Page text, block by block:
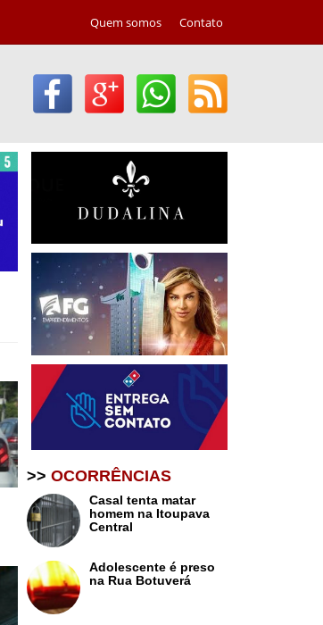
Quem somos Contato
>> OCORRÊNCIAS
Casal tenta matar
homem na Itoupava
Central
Adolescente é preso
na Rua Botuverá